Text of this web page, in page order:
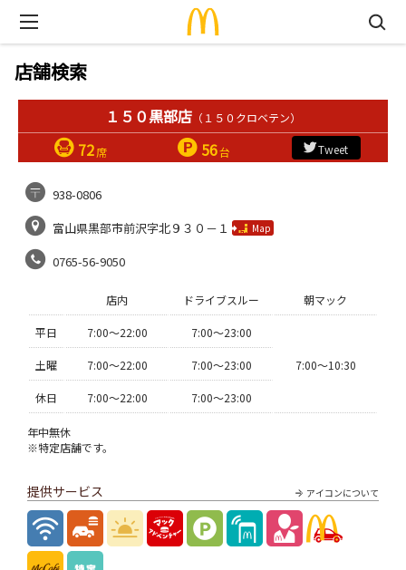
店舗検索
１５０黒部店 （１５０クロベテン）
72席 56台 Tweet
938-0806
富山県黒部市前沢字北９３０－１
Map
0765-56-9050
店内 ドライブスルー 朝マック
平日 7:00〜22:00 7:00〜23:00
7:00〜10:30
土曜 7:00〜22:00 7:00〜23:00
休日 7:00〜22:00 7:00〜23:00
年中無休
※特定店舗です。
アイコンについて
提供サービス